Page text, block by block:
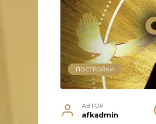
ПОСТРОЙКИ
АВТОР
afkadmin